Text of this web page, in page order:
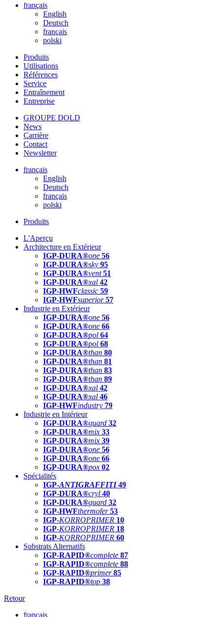
français
English
Deutsch
français
polski
Produits
Utilisations
Références
Service
Entraînement
Entreprise
GROUPE DOLD
News
Carrière
Contact
Newsletter
français
English
Deutsch
français
polski
Produits
L'Aperçu
Architecture en Extérieur
IGP-DURA®one 56
IGP-DURA®sky 95
IGP-DURA®vent 51
IGP-DURA®xal 42
IGP-HWFclassic 59
IGP-HWFsuperior 57
Industrie en Extérieur
IGP-DURA®one 56
IGP-DURA®one 66
IGP-DURA®pol 64
IGP-DURA®pol 68
IGP-DURA®than 80
IGP-DURA®than 81
IGP-DURA®than 83
IGP-DURA®than 89
IGP-DURA®xal 42
IGP-DURA®xal 46
IGP-HWFindustry 79
Industrie en Intérieur
IGP-DURA®guard 32
IGP-DURA®mix 33
IGP-DURA®mix 39
IGP-DURA®one 56
IGP-DURA®one 66
IGP-DURA®pox 02
Spécialités
IGP-ANTIGRAFFITI49
IGP-DURA®cryl 40
IGP-DURA®guard 32
IGP-HWFthermofer 53
IGP-KORROPRIMER 10
IGP-KORROPRIMER 18
IGP-KORROPRIMER 60
Substrats Alternatifs
IGP-RAPID®complete 87
IGP-RAPID®complete 88
IGP-RAPID®primer 85
IGP-RAPID®top 38
Retour
français